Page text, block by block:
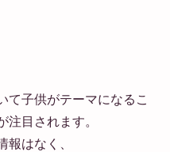
て子供がテーマになるこ
目されます。
はなく、